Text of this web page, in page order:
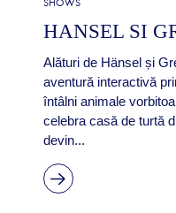
HANSEL SI
Alături de Hänsel și
aventură interactivă
întâlni animale
celebra casă de turtă
devin...